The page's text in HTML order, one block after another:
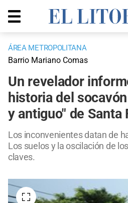
ÁREA METROPOLITANA
Barrio Mariano Comas
Un revelador
historia del
y antiguo" de Santa
Los inconvenientes datan de
Los suelos y la oscilación de
claves.